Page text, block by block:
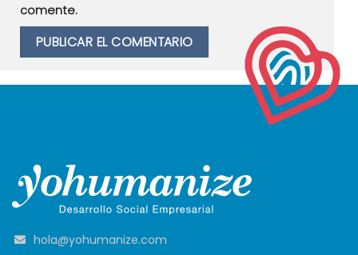
comente.
hola@yohumanize.com